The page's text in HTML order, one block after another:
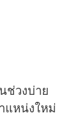
ช่วงบ่าย
แหน่งใหม่